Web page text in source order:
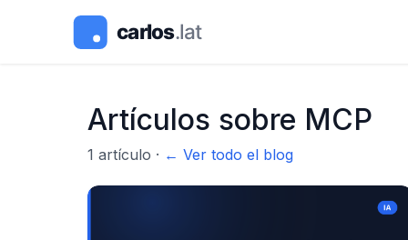
Artículos sobre MCP
1 artículo · ← Ver todo el blog